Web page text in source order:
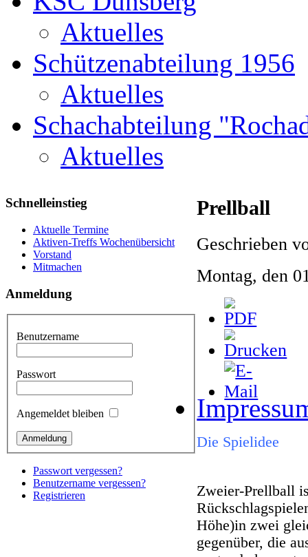
Aktuelles
Schützenabteilung 1956
Aktuelles
Schachabteilung
Aktuelles
Prellball
Geschrieben
Montag, den
Die Spielidee
Zweier-Prellball
Höhe)in zwei
gegenüber, die
Schnelleinstieg
Aktuelle Termine
Aktiven-Treffs Wochenübersicht
Vorstand
Mitmachen
Anmeldung
Benutzername
Passwort
Angemeldet bleiben
Passwort vergessen?
Benutzername vergessen?
Registrieren